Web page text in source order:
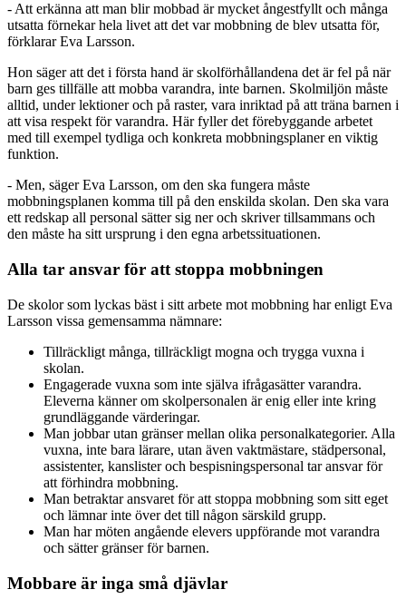
- Att erkänna att man blir mobbad är mycket ångestfyllt och många
utsatta förnekar hela livet att det var mobbning de blev utsatta för,
förklarar Eva Larsson.
Hon säger att det i första hand är skolförhållandena det är fel på när
barn ges tillfälle att mobba varandra, inte barnen. Skolmiljön måste
alltid, under lektioner och på raster, vara inriktad på att träna barnen i
att visa respekt för varandra. Här fyller det förebyggande arbetet
med till exempel tydliga och konkreta mobbningsplaner en viktig
funktion.
- Men, säger Eva Larsson, om den ska fungera måste
mobbningsplanen komma till på den enskilda skolan. Den ska vara
ett redskap all personal sätter sig ner och skriver tillsammans och
den måste ha sitt ursprung i den egna arbetssituationen.
Alla tar ansvar för att stoppa mobbningen
De skolor som lyckas bäst i sitt arbete mot mobbning har enligt Eva
Larsson vissa gemensamma nämnare:
Tillräckligt många, tillräckligt mogna och trygga vuxna i
skolan.
Engagerade vuxna som inte själva ifrågasätter varandra.
Eleverna känner om skolpersonalen är enig eller inte kring
grundläggande värderingar.
Man jobbar utan gränser mellan olika personalkategorier. Alla
vuxna, inte bara lärare, utan även vaktmästare, städpersonal,
assistenter, kanslister och bespisningspersonal tar ansvar för
att förhindra mobbning.
Man betraktar ansvaret för att stoppa mobbning som sitt eget
och lämnar inte över det till någon särskild grupp.
Man har möten angående elevers uppförande mot varandra
och sätter gränser för barnen.
Mobbare är inga små djävlar